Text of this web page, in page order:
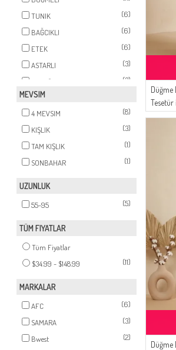
TUNIK
(6)
BAĞCIKLI
(6)
ETEK
(6)
ASTARLI
(3)
PELUŞ DETAY
(3)
MEVSIM
4 MEVSIM
(8)
KIŞLIK
(3)
TAM KIŞLIK
(1)
SONBAHAR
(1)
UZUNLUK
55-95 (5)
TÜM FIYATLAR
Tüm Fiyatlar
$34.99 - $148.99
(11)
MARKALAR
AFC
(6)
SAMARA
(3)
Bwest
(2)
Düğme
Bordo
Düğme